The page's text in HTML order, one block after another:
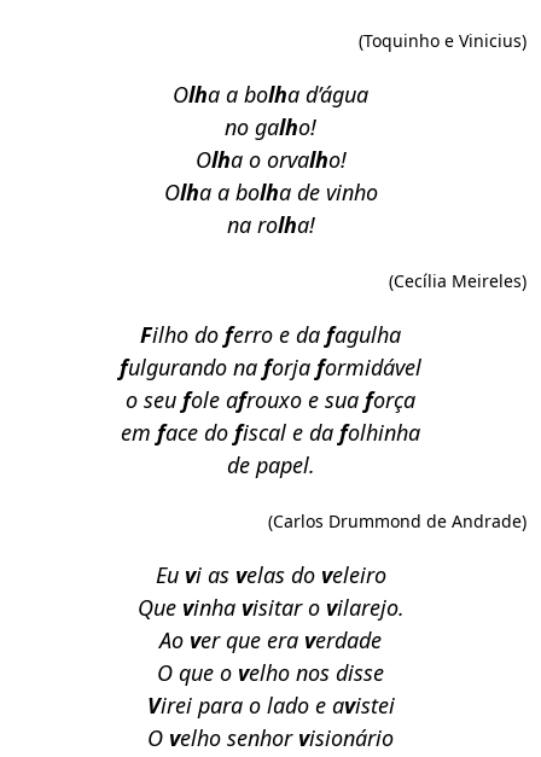
(Toquinho e Vinicius)
Olha a bolha d’água
no galho!
Olha o orvalho!
Olha a bolha de vinho
na rolha!
(Cecília Meireles)
Filho do ferro e da fagulha
fulgurando na forja formidável
o seu fole afrouxo e sua força
em face do fiscal e da folhinha
de papel.
(Carlos Drummond de Andrade)
Eu vi as velas do veleiro
Que vinha visitar o vilarejo.
Ao ver que era verdade
O que o velho nos disse
Virei para o lado e avistei
O velho senhor visionário